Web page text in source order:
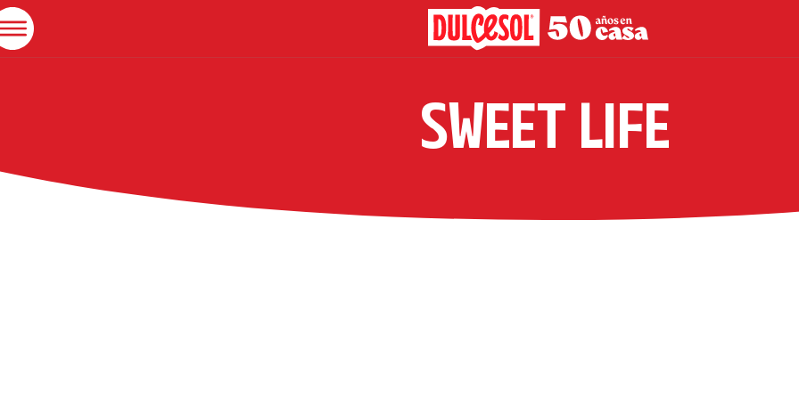
SWEET LIFE
CUPCAKES DE